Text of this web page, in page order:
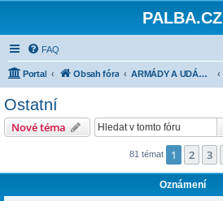
PALBA.CZ
FAQ
Portal Obsah fóra ARMÁDY A UDÁLOSTI PO ROCE 1945
Ostatní
Nové téma
81 témat 1 2 3
Oznámení